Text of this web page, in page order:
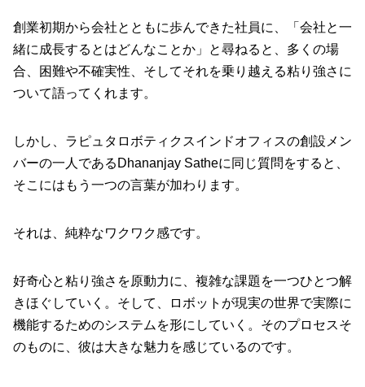
創業初期から会社とともに歩んできた社員に、「会社と一
緒に成長するとはどんなことか」と尋ねると、多くの場
合、困難や不確実性、そしてそれを乗り越える粘り強さに
ついて語ってくれます。
しかし、ラピュタロボティクスインドオフィスの創設メン
バーの一人であるDhananjay Satheに同じ質問をすると、
そこにはもう一つの言葉が加わります。
それは、純粋なワクワク感です。
好奇心と粘り強さを原動力に、複雑な課題を一つひとつ解
きほぐしていく。そして、ロボットが現実の世界で実際に
機能するためのシステムを形にしていく。そのプロセスそ
のものに、彼は大きな魅力を感じているのです。